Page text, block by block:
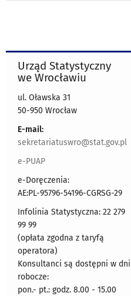
Urząd Statystyczny
we Wrocławiu
ul. Oławska 31
50-950 Wrocław
E-mail:
sekretariatuswro@stat.gov.pl
e-PUAP
e-Doręczenia:
AE:PL-95796-54196-CGRSG-29
Infolinia Statystyczna: 22 279
99 99
(opłata zgodna z taryfą
operatora)
Konsultanci są dostępni w dni
robocze:
pon.- pt.: godz. 8.00 - 15.00